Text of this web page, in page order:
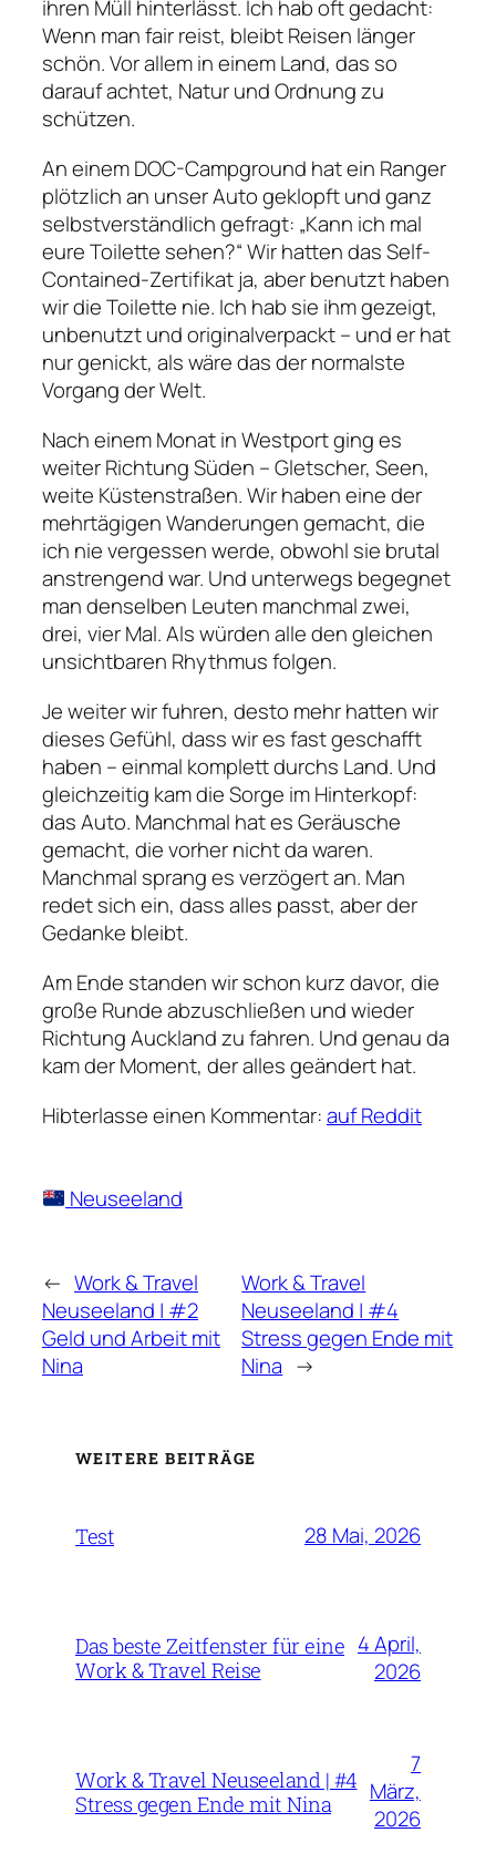
ihren Müll hinterlässt. Ich hab oft gedacht:
Wenn man fair reist, bleibt Reisen länger
schön. Vor allem in einem Land, das so
darauf achtet, Natur und Ordnung zu
schützen.
An einem DOC-Campground hat ein Ranger
plötzlich an unser Auto geklopft und ganz
selbstverständlich gefragt: „Kann ich mal
eure Toilette sehen?“ Wir hatten das Self-
Contained-Zertifikat ja, aber benutzt haben
wir die Toilette nie. Ich hab sie ihm gezeigt,
unbenutzt und originalverpackt – und er hat
nur genickt, als wäre das der normalste
Vorgang der Welt.
Nach einem Monat in Westport ging es
weiter Richtung Süden – Gletscher, Seen,
weite Küstenstraßen. Wir haben eine der
mehrtägigen Wanderungen gemacht, die
ich nie vergessen werde, obwohl sie brutal
anstrengend war. Und unterwegs begegnet
man denselben Leuten manchmal zwei,
drei, vier Mal. Als würden alle den gleichen
unsichtbaren Rhythmus folgen.
Je weiter wir fuhren, desto mehr hatten wir
dieses Gefühl, dass wir es fast geschafft
haben – einmal komplett durchs Land. Und
gleichzeitig kam die Sorge im Hinterkopf:
das Auto. Manchmal hat es Geräusche
gemacht, die vorher nicht da waren.
Manchmal sprang es verzögert an. Man
redet sich ein, dass alles passt, aber der
Gedanke bleibt.
Am Ende standen wir schon kurz davor, die
große Runde abzuschließen und wieder
Richtung Auckland zu fahren. Und genau da
kam der Moment, der alles geändert hat.
Hibterlasse einen Kommentar:auf Reddit
Neuseeland
← Work & Travel
Neuseeland | #2
Geld und Arbeit mit
Nina
Work & Travel
Neuseeland | #4
Stress gegen Ende mit
Nina →
WEITERE BEITRÄGE
Test 28 Mai, 2026
Das beste Zeitfenster für eine
Work & Travel Reise
4 April,
2026
Work & Travel Neuseeland | #4
Stress gegen Ende mit Nina
7
März,
2026